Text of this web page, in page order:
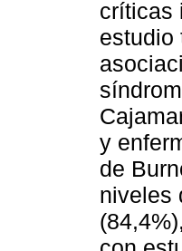
críticas
estudio
y
de
niveles